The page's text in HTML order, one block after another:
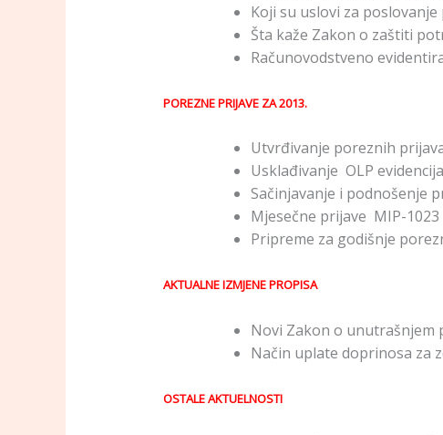
Koji su uslovi za
Šta kaže Zakon o zaštiti
Računovodstveno
POREZNE PRIJAVE ZA 2013.
Utvrđivanje poreznih
Usklađivanje OLP
Sačinjavanje i podnošenje
Mjesečne prijave MIP-1023
Pripreme za godišnje
AKTUALNE IZMJENE PROPISA
Novi Zakon o unutrašnjem
Način uplate doprinosa za
OSTALE AKTUELNOSTI